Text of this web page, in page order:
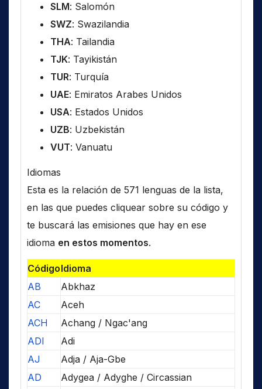
SLM: Salomón
SWZ: Swazilandia
THA: Tailandia
TJK: Tayikistán
TUR: Turquía
UAE: Emiratos Arabes Unidos
USA: Estados Unidos
UZB: Uzbekistán
VUT: Vanuatu
Idiomas
Esta es la relación de 571 lenguas de la lista,
en las que puedes cliquear sobre su código y
te buscará las emisiones que hay en ese
idioma en estos momentos.
CódigoIdioma
AB
Abkhaz
AC
Aceh
ACH
Achang / Ngac'ang
ADI
Adi
AJ
Adja / Aja-Gbe
AD
Adygea / Adyghe / Circassian